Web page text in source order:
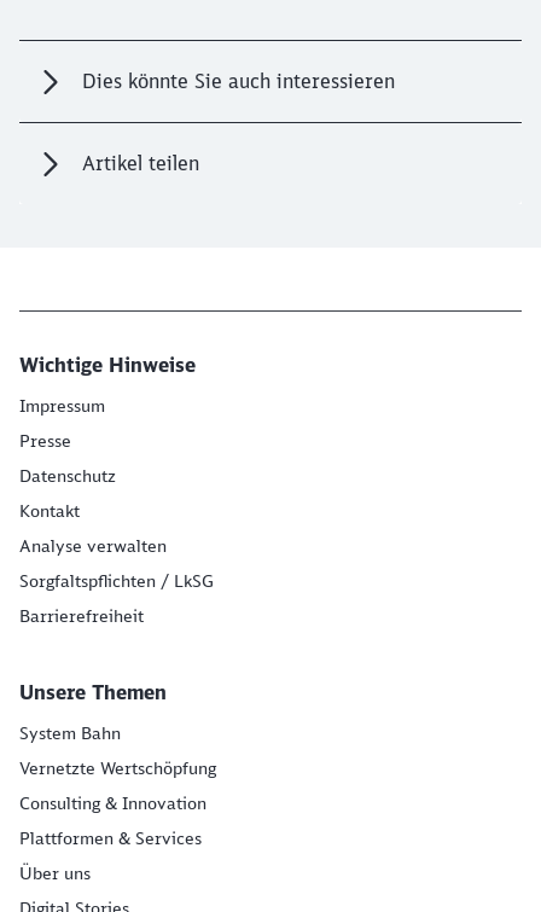
Dies könnte Sie auch interessieren
Artikel teilen
Wichtige Hinweise
Impressum
Presse
Datenschutz
Kontakt
Analyse verwalten
Sorgfaltspflichten / LkSG
Barrierefreiheit
Unsere Themen
System Bahn
Vernetzte Wertschöpfung
Consulting & Innovation
Plattformen & Services
Über uns